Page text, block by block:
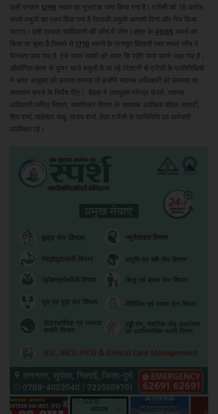
उसी प्रकार 1298 स्थल का भुभाटक जमा किया गया है। एजेंसी को 78 करोड
रूपये वसुली का लक्ष्य दिया गया है जिसकी वसुली आगामी दिनो और तेज किया
जाएगा। इसी प्रकार स्वविवरणी की जाँच में जोन 1 क्षेत्र के 4085 भवनो का
किया जा चुका है जिसमे से 1718 भवनो के प्रस्तूत विवरणी तथा स्थल जाँच मे
भिन्नता पाया गया है ऐसे भवन स्वामी को अतर कि राशि जमा करने कहा गया है।
औद्योगिक क्षेत्र से युजर चार्ज वसुली मे आ रहे परेशानी से एजेंसी के प्रतिनिधियो
ने अपर आयुक्त को अवगत कराया तो उन्होंने स्वास्थ अधिकारी को समस्या का
समाधान करने के निर्देश दिए। बैठक मे उपायुक्त नरेन्द्र बंजारे, स्वास्थ
अधिकारी धर्मेंद्र मिश्रा, सम्पत्तिकर विभाग के सहायक अधीक्षक बीएल असाटी,
शिव शर्मा, पालेश्वर साहू, संजय शर्मा, ठेका एजेंसी के प्रतिनिधि एवं कर्मचारी
उपस्थित रहे।